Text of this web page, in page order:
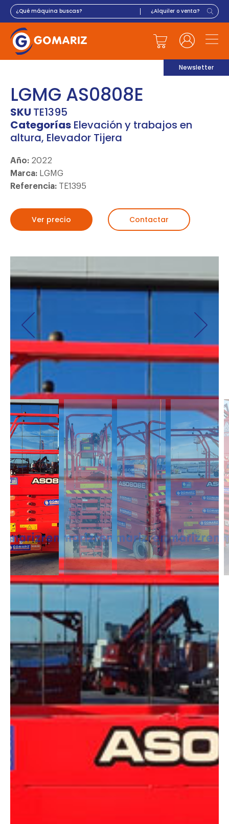
Newsletter
LGMG AS0808E
SKU TE1395
Categorías Elevación y trabajos en
altura, Elevador Tijera
Año: 2022
Marca: LGMG
Referencia: TE1395
Ver precio Contactar
DESCRIPCIÓN
Las Tijeras Eléctricas están diseñadas para trabajar en interior, alcanzan
una altura desde los 5m a los 26,5m. Se caracterizan por llevas ruedas
anti-huellas y plataforma extensible, lo que permite ampliar la zona de
trabajo.
DIMENSIONES
Altura:
10 metros
Altura plataforma:
Altura de trabajo:
Alcance lateral:
Altura almacenaje:
2.32 m
Anchura: